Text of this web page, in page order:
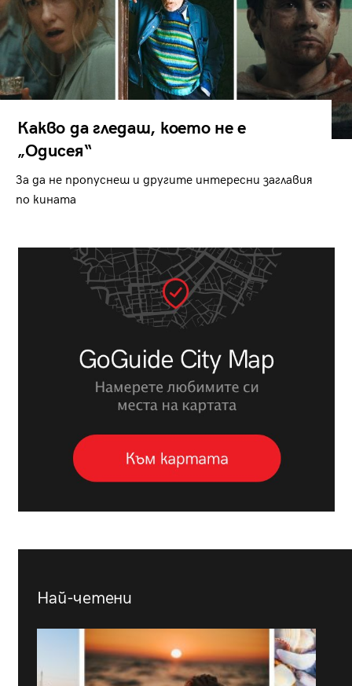
Какво да гледаш, което не е
„Одисея“
За да не пропуснеш и другите интересни заглавия
по кината
Най-четени